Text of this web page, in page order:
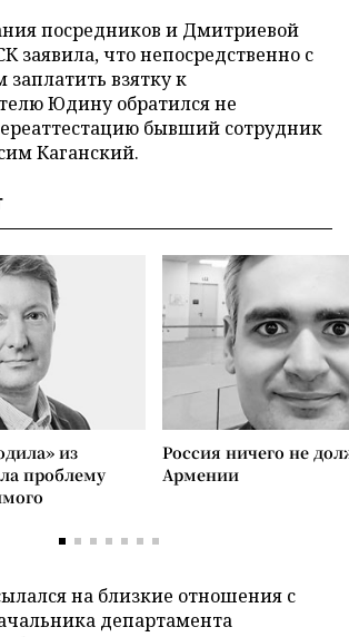
посредников и Дмитриевой
заявила, что непосредственно с
взятку к
Юдину обратился не
бывший сотрудник
Каганский.
из
проблему
Россия ничего не
Армении
на близкие отношения с
департамента